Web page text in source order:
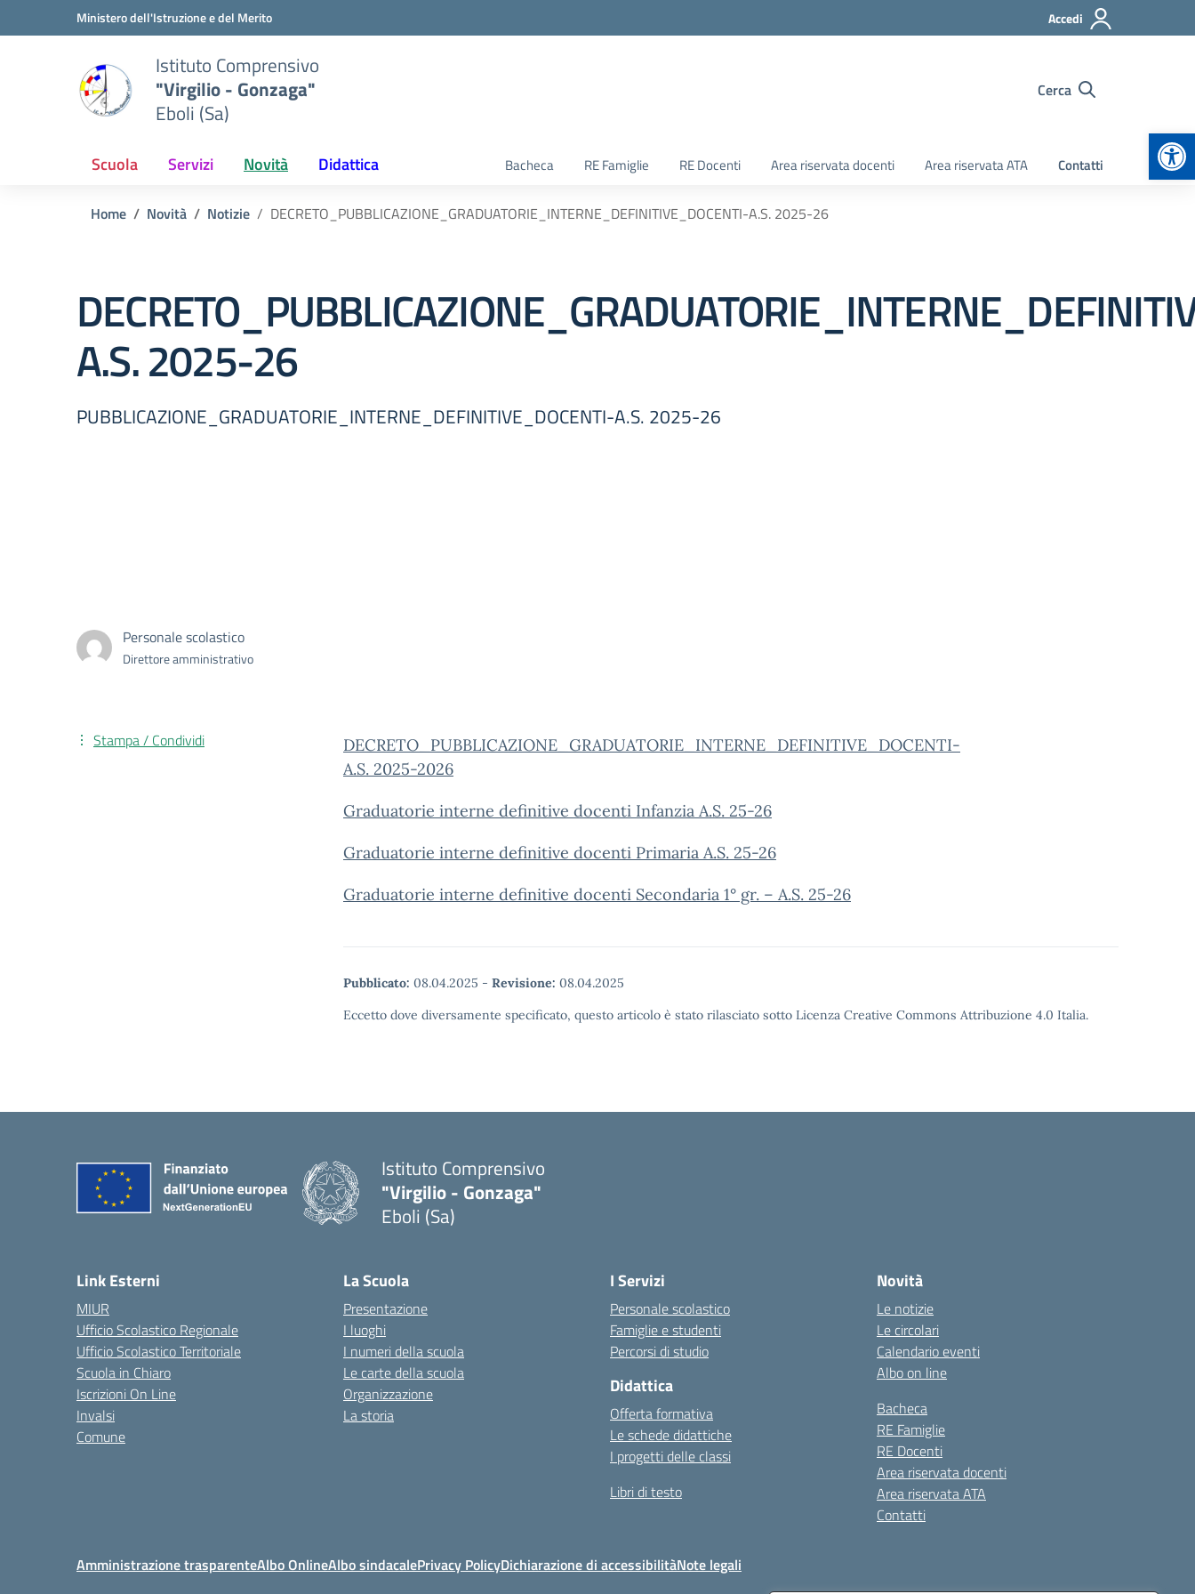
Vai ai contenuti
Vai al menu di navigazioneMinistero dell'Istruzione e del Merito Accedi
Istituto Comprensivo
"Virgilio - Gonzaga"
Eboli (Sa)
Cerca
Scuola Servizi Novità Didattica Bacheca RE Famiglie RE Docenti Area riservata docenti Area riservata ATA Contatti
Home Novità Notizie DECRETO_PUBBLICAZIONE_GRADUATORIE_INTERNE_DEFINITIVE_DOCENTI-A.S. 2025-26
A.S. 2025-26
PUBBLICAZIONE_GRADUATORIE_INTERNE_DEFINITIVE_DOCENTI-A.S. 2025-26
Personale scolastico
Direttore amministrativo
DECRETO_PUBBLICAZIONE_GRADUATORIE_INTERNE_DEFINITIVE_DOCENTI-
A.S. 2025-2026
Graduatorie interne definitive docenti Infanzia A.S. 25-26
Graduatorie interne definitive docenti Primaria A.S. 25-26
Graduatorie interne definitive docenti Secondaria 1° gr. – A.S. 25-26
Pubblicato: 08.04.2025 - Revisione: 08.04.2025
Eccetto dove diversamente specificato, questo articolo è stato rilasciato sotto Licenza Creative Commons Attribuzione 4.0 Italia.
Stampa / Condividi
Istituto Comprensivo
"Virgilio - Gonzaga"
Eboli (Sa)
Link Esterni
MIUR
Ufficio Scolastico Regionale
Ufficio Scolastico Territoriale
Scuola in Chiaro
Iscrizioni On Line
Invalsi
Comune
La Scuola
Presentazione
I luoghi
I numeri della scuola
Le carte della scuola
Organizzazione
La storia
I Servizi
Personale scolastico
Famiglie e studenti
Percorsi di studio
Didattica
Offerta formativa
Le schede didattiche
I progetti delle classi
Libri di testo
Novità
Le notizie
Le circolari
Calendario eventi
Albo on line
Bacheca
RE Famiglie
RE Docenti
Area riservata docenti
Area riservata ATA
Contatti
Amministrazione trasparenteAlbo OnlineAlbo sindacalePrivacy PolicyDichiarazione di accessibilitàNote legali